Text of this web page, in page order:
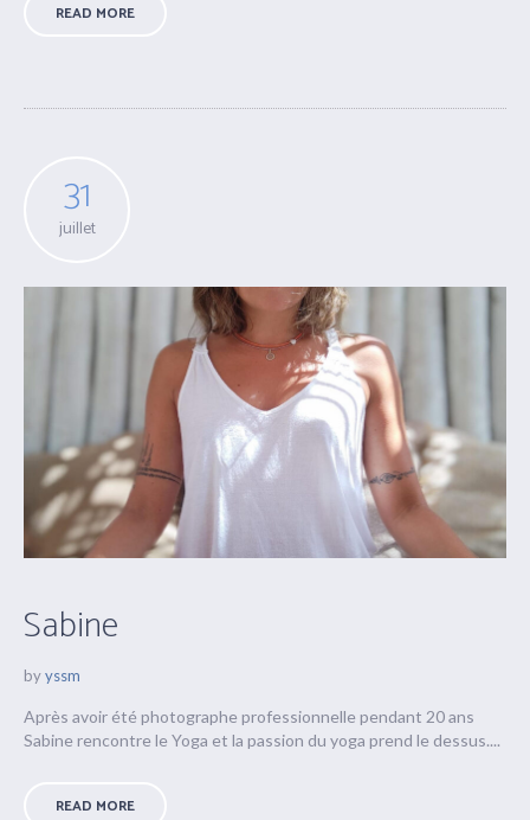
READ MORE
31
juillet
Sabine
byyssm
Après avoir été photographe professionnelle pendant 20 ans
Sabine rencontre le Yoga et la passion du yoga prend le dessus....
READ MORE